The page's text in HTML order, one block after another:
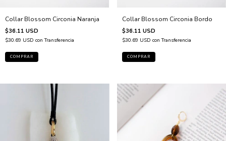
Collar Blossom Circonia Naranja
$36.11 USD
$30.69 USD con Transferencia
Collar Blossom Circonia Bordo
$36.11 USD
$30.69 USD con Transferencia